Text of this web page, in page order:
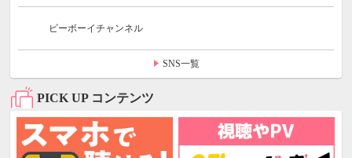
ビーボーイチャンネル
SNS一覧
PICK UP コンテンツ